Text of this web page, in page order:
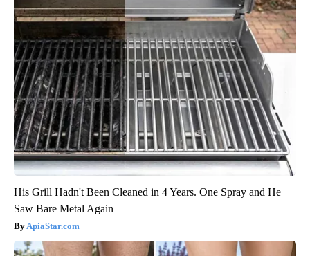
His Grill Hadn't Been Cleaned in 4 Years. One Spray and He
Saw Bare Metal Again
ApiaStar.com